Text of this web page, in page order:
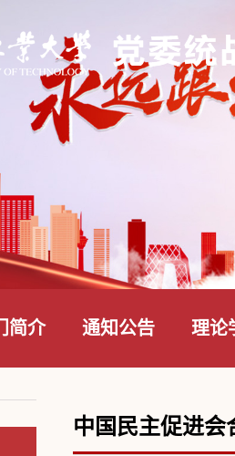
简介 通知公告 理论
中国民主促进会